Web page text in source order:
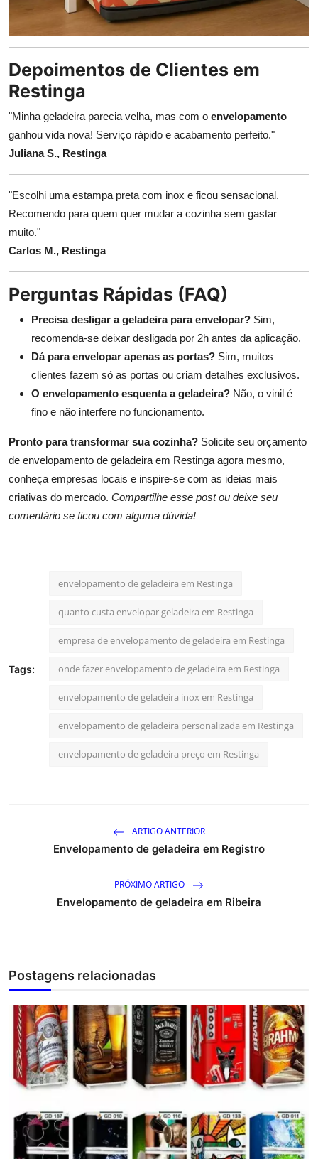
Depoimentos de Clientes em
Restinga
"Minha geladeira parecia velha, mas com o envelopamento
ganhou vida nova! Serviço rápido e acabamento perfeito."
Juliana S., Restinga
"Escolhi uma estampa preta com inox e ficou sensacional.
Recomendo para quem quer mudar a cozinha sem gastar
muito."
Carlos M., Restinga
Perguntas Rápidas (FAQ)
Precisa desligar a geladeira para envelopar? Sim,
recomenda-se deixar desligada por 2h antes da aplicação.
Dá para envelopar apenas as portas? Sim, muitos
clientes fazem só as portas ou criam detalhes exclusivos.
O envelopamento esquenta a geladeira? Não, o vinil é
fino e não interfere no funcionamento.
Pronto para transformar sua cozinha? Solicite seu orçamento
de envelopamento de geladeira em Restinga agora mesmo,
conheça empresas locais e inspire-se com as ideias mais
criativas do mercado. Compartilhe esse post ou deixe seu
comentário se ficou com alguma dúvida!
Tags:
envelopamento de geladeira em Restinga
quanto custa envelopar geladeira em Restinga
empresa de envelopamento de geladeira em Restinga
onde fazer envelopamento de geladeira em Restinga
envelopamento de geladeira inox em Restinga
envelopamento de geladeira personalizada em Restinga
envelopamento de geladeira preço em Restinga
ARTIGO ANTERIOR
Envelopamento de geladeira em Registro
PRÓXIMO ARTIGO
Envelopamento de geladeira em Ribeira
Postagens relacionadas